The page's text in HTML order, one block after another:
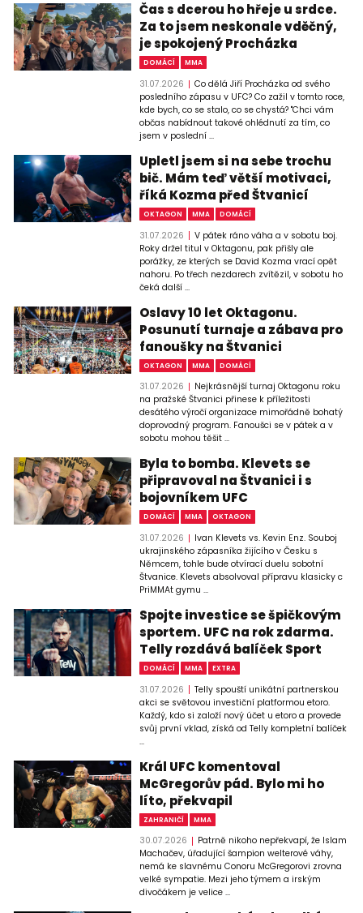
Čas s dcerou ho hřeje u srdce.
Za to jsem neskonale vděčný,
je spokojený Procházka
DOMÁCÍ MMA
31.07.2026
Co dělá Jiří Procházka od svého
posledního zápasu v UFC? Co zažil v tomto roce,
kde bych, co se stalo, co se chystá? "Chci vám
občas nabídnout takové ohlédnutí za tím, co
jsem v poslední ...
Upletl jsem si na sebe trochu
bič. Mám teď větší motivaci,
říká Kozma před Štvanicí
OKTAGON MMA DOMÁCÍ
31.07.2026
V pátek ráno váha a v sobotu boj.
Roky držel titul v Oktagonu, pak přišly ale
porážky, ze kterých se David Kozma vrací opět
nahoru. Po třech nezdarech zvítězil, v sobotu ho
čeká další ...
Oslavy 10 let Oktagonu.
Posunutí turnaje a zábava pro
fanoušky na Štvanici
OKTAGON MMA DOMÁCÍ
31.07.2026
Nejkrásnější turnaj Oktagonu roku
na pražské Štvanici přinese k příležitosti
desátého výročí organizace mimořádně bohatý
doprovodný program. Fanoušci se v pátek a v
sobotu mohou těšit ...
Byla to bomba. Klevets se
připravoval na Štvanici i s
bojovníkem UFC
DOMÁCÍ MMA OKTAGON
31.07.2026
Ivan Klevets vs. Kevin Enz. Souboj
ukrajinského zápasníka žijícího v Česku s
Němcem, tohle bude otvírací duelu sobotní
Štvanice. Klevets absolvoval přípravu klasicky c
PriMMAt gymu ...
Spojte investice se špičkovým
sportem. UFC na rok zdarma.
Telly rozdává balíček Sport
DOMÁCÍ MMA EXTRA
31.07.2026
Telly spouští unikátní partnerskou
akci se světovou investiční platformou etoro.
Každý, kdo si založí nový účet u etoro a provede
svůj první vklad, získá od Telly kompletní balíček
...
Král UFC komentoval
McGregorův pád. Bylo mi ho
líto, překvapil
ZAHRANIČÍ MMA
30.07.2026
Patrně nikoho nepřekvapí, že Islam
Machačev, úřadující šampion welterové váhy,
nemá ke slavnému Conoru McGregorovi zrovna
velké sympatie. Mezi jeho týmem a irským
divočákem je velice ...